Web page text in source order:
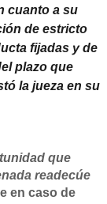
cuanto a su
de estricto
fijadas y de
plazo que
la jueza en su
que
readecúe
en caso de